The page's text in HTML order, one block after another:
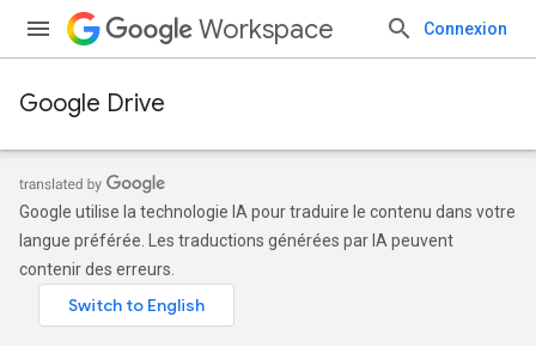
Workspace Connexion
Google Drive
Google utilise la technologie IA pour traduire le contenu dans votre
langue préférée. Les traductions générées par IA peuvent
contenir des erreurs.